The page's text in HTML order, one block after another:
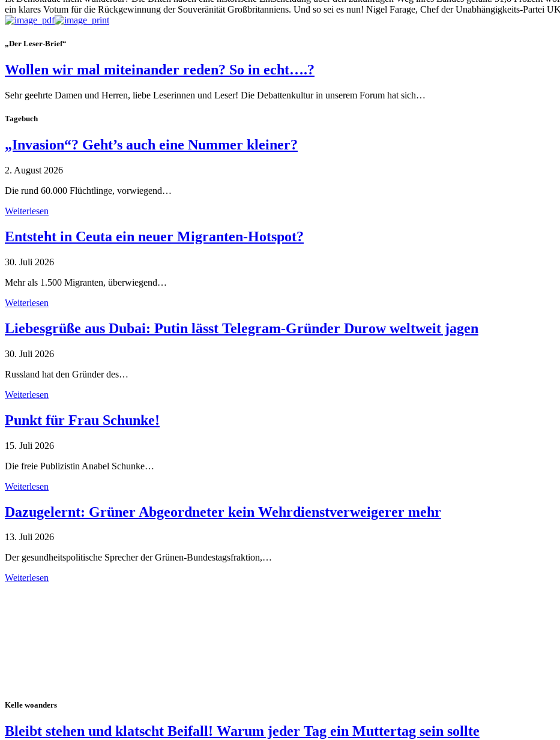
ein klares Votum für die Rückgewinnung der Souveränität Großbritanniens. Und so sei es nun! Nigel Farage, Chef der Unabhängigkeits-Partei
„Der Leser-Brief“
Wollen wir mal miteinander reden? So in echt….?
Sehr geehrte Damen und Herren, liebe Leserinnen und Leser! Die Debattenkultur in unserem Forum hat sich…
Tagebuch
„Invasion“? Geht’s auch eine Nummer kleiner?
2. August 2026
Die rund 60.000 Flüchtlinge, vorwiegend…
Weiterlesen
Entsteht in Ceuta ein neuer Migranten-Hotspot?
30. Juli 2026
Mehr als 1.500 Migranten, überwiegend…
Weiterlesen
Liebesgrüße aus Dubai: Putin lässt Telegram-Gründer Durow weltweit jagen
30. Juli 2026
Russland hat den Gründer des…
Weiterlesen
Punkt für Frau Schunke!
15. Juli 2026
Die freie Publizistin Anabel Schunke…
Weiterlesen
Dazugelernt: Grüner Abgeordneter kein Wehrdienstverweigerer mehr
13. Juli 2026
Der gesundheitspolitische Sprecher der Grünen-Bundestagsfraktion,…
Weiterlesen
Kelle woanders
Bleibt stehen und klatscht Beifall! Warum jeder Tag ein Muttertag sein sollte